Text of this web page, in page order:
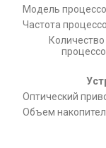
Модель
Частота
Оптический
Объем